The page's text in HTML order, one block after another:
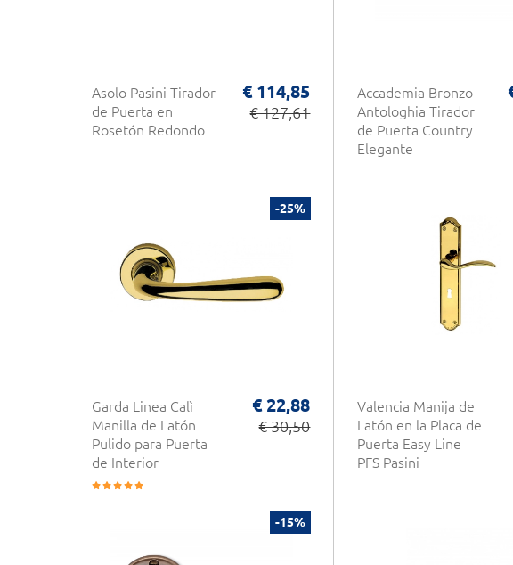
Asolo Pasini Tirador
de Puerta en
Rosetón Redondo
€ 114,85
€ 127,61
Accademia Bronzo
Antologhia Tirador
de Puerta Country
Elegante
-25%
Garda Linea Calì
Manilla de Latón
Pulido para Puerta
de Interior
€ 22,88
€ 30,50
Valencia Manija de
Latón en la Placa de
Puerta Easy Line
PFS Pasini
-15%